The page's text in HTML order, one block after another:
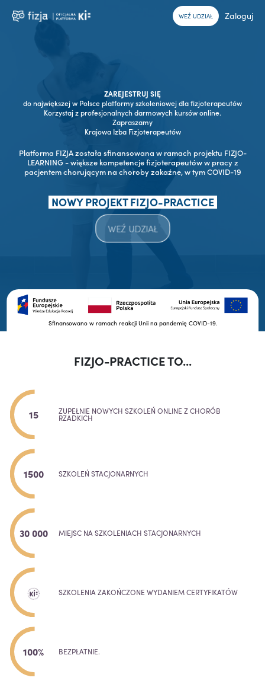
WEŹ UDZIAŁ Zaloguj
Sfinansowano w ramach reakcji Unii na pandemię COVID-19.
ZAREJESTRUJ SIĘ
do największej w Polsce platformy szkoleniowej dla fizjoterapeutów
Korzystaj z profesjonalnych darmowych kursów online.
Zapraszamy
Krajowa Izba Fizjoterapeutów
Platforma FIZJA została sfinansowana w ramach projektu FIZJO-
LEARNING - większe kompetencje fizjoterapeutów w pracy z
pacjentem chorującym na choroby zakaźne, w tym COVID-19
NOWY PROJEKT FIZJO-PRACTICE
WEŹ UDZIAŁ
FIZJO-PRACTICE TO...
15 ZUPEŁNIE NOWYCH SZKOLEŃ ONLINE Z CHORÓB
RZADKICH
1500 SZKOLEŃ STACJONARNYCH
30 000 MIEJSC NA SZKOLENIACH STACJONARNYCH
SZKOLENIA ZAKOŃCZONE WYDANIEM CERTYFIKATÓW
100% BEZPŁATNIE.